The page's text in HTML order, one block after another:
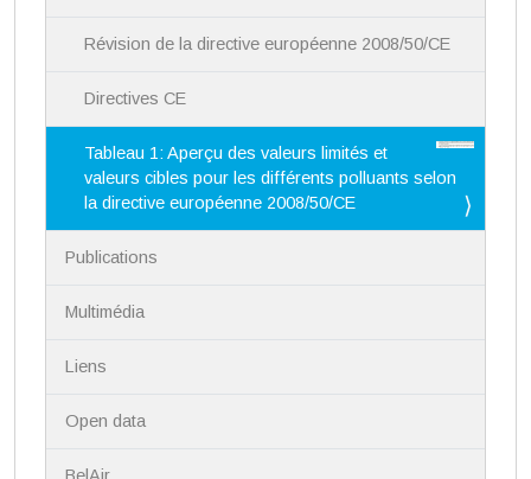
Révision de la directive européenne 2008/50/CE
Directives CE
Tableau 1: Aperçu des valeurs limités et
valeurs cibles pour les différents polluants selon
la directive européenne 2008/50/CE
Publications
Multimédia
Liens
Open data
BelAir